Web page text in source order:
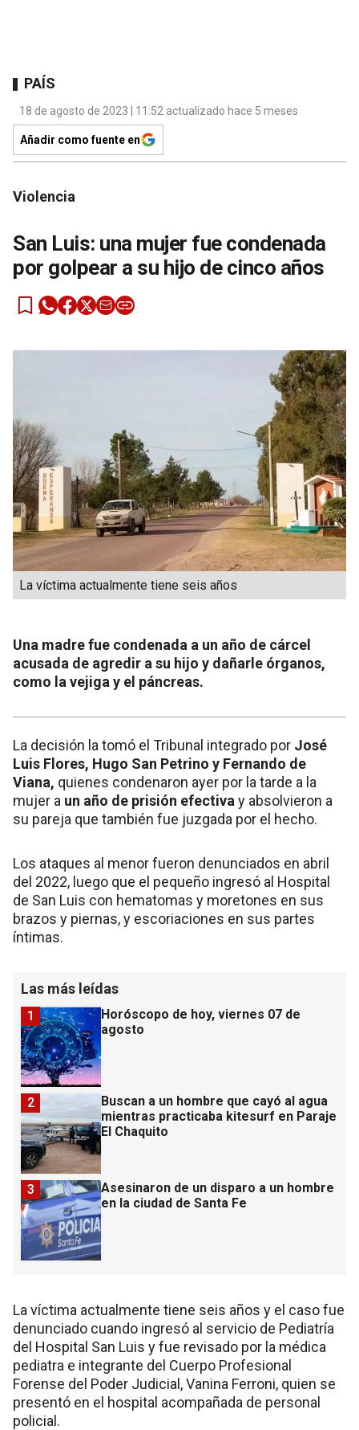
PAÍS
18 de agosto de 2023 | 11:52 actualizado hace 5 meses
Añadir como fuente en
Violencia
San Luis: una mujer fue condenada
por golpear a su hijo de cinco años
La víctima actualmente tiene seis años
Una madre fue condenada a un año de cárcel
acusada de agredir a su hijo y dañarle órganos,
como la vejiga y el páncreas.
La decisión la tomó el Tribunal integrado por José
Luis Flores, Hugo San Petrino y Fernando de
Viana, quienes condenaron ayer por la tarde a la
mujer a un año de prisión efectiva y absolvieron a
su pareja que también fue juzgada por el hecho.
Los ataques al menor fueron denunciados en abril
del 2022, luego que el pequeño ingresó al Hospital
de San Luis con hematomas y moretones en sus
brazos y piernas, y escoriaciones en sus partes
íntimas.
Las más leídas
Horóscopo de hoy, viernes 07 de
agosto
1
Buscan a un hombre que cayó al agua
mientras practicaba kitesurf en Paraje
El Chaquito
2
Asesinaron de un disparo a un hombre
en la ciudad de Santa Fe
3
La víctima actualmente tiene seis años y el caso fue
denunciado cuando ingresó al servicio de Pediatría
del Hospital San Luis y fue revisado por la médica
pediatra e integrante del Cuerpo Profesional
Forense del Poder Judicial, Vanina Ferroni, quien se
presentó en el hospital acompañada de personal
policial.